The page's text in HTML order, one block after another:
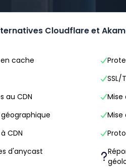
Cloudflare et
cache
SSL/
au CDN
Mise
CDN
d'anycast